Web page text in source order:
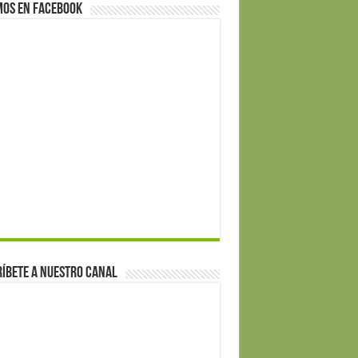
en Facebook
a nuestro canal